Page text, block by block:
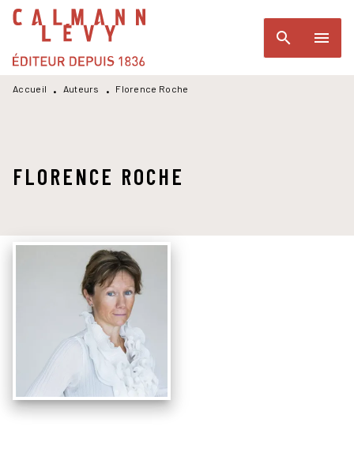
MENU RECHERCHE
PIED DE PAGE
search menu
Accueil • Auteurs • Florence Roche
FLORENCE ROCHE